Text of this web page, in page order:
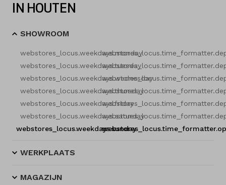
IN HOUTEN
SHOWROOM
webstores_locus.weekdays.monday
webstores_locus.weekdays.tuesday
webstores_locus.weekdays.wednesday
webstores_locus.weekdays.thursday
webstores_locus.weekdays.friday
webstores_locus.weekdays.saturday
webstores_locus.weekdays.sunday
WERKPLAATS
MAGAZIJN